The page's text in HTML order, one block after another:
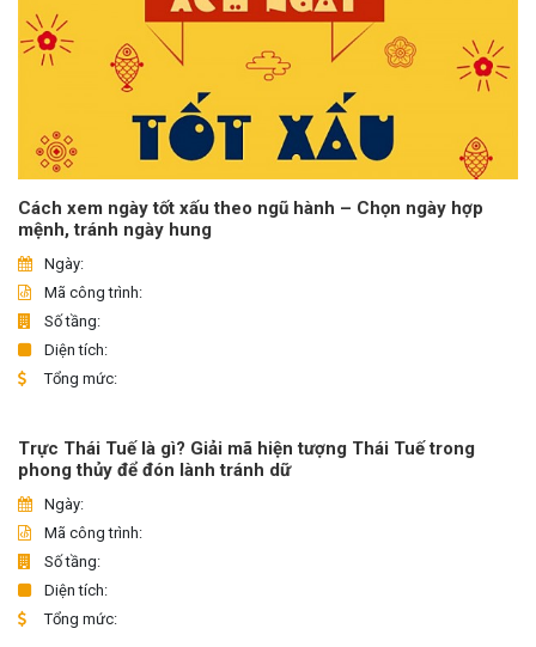
Cách xem ngày tốt xấu theo ngũ hành – Chọn ngày hợp
mệnh, tránh ngày hung
Ngày:
Mã công trình:
Số tầng:
Diện tích:
Tổng mức:
Trực Thái Tuế là gì? Giải mã hiện tượng Thái Tuế trong
phong thủy để đón lành tránh dữ
Ngày:
Mã công trình:
Số tầng:
Diện tích:
Tổng mức: